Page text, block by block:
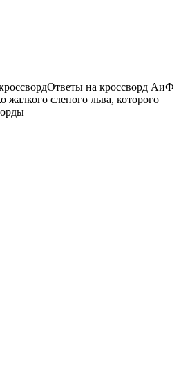
Ответы на кроссворд АиФ
слепого льва, которого